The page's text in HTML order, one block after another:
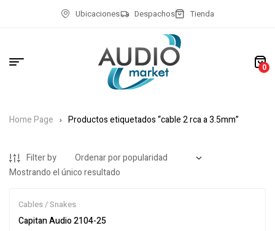
Ubicaciones Despachos Tienda
0
Home Page Productos etiquetados “cable 2 rca a 3.5mm”
Filter by
Mostrando el único resultado
Cables / Snakes
Capitan Audio 2104-25